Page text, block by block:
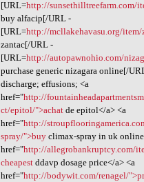
[URL=http://sunsethilltreefarm.com/
buy alfacip[/URL -
[URL=http://mcllakehavasu.org/item/
zantac[/URL -
[URL=http://autopawnohio.com/
purchase generic nizagara online[/
discharge; effusions; <a
href="http://
ct/epitol/">achatde epitol</a> <a
href="http://
spray/">buyclimax-spray in uk
href="http://allegrobankruptcy.com/
cheapestddavp dosage price</a> <a
href="http://bodywit.com/renagel/